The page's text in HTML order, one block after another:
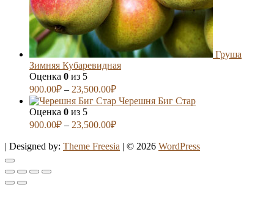
Груша
Зимняя Кубаревидная
Оценка 0 из 5
900.00₽ – 23,500.00₽
Черешня Биг Стар
Оценка 0 из 5
900.00₽ – 23,500.00₽
| Designed by: Theme Freesia | © 2026 WordPress
Go
to
top